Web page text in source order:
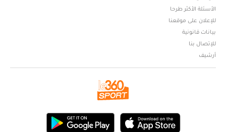
الأسئلة الأكثر طرحا
للإعلان على موقعنا
بيانات قانونية
للإتصال بنا
أرشيف